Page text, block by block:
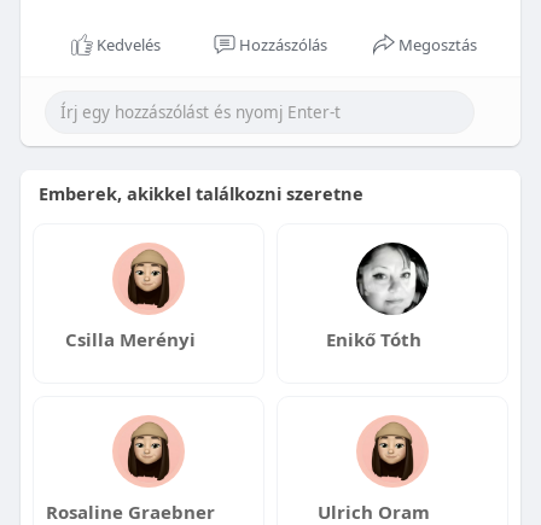
Kedvelés Hozzászólás Megosztás
Emberek, akikkel találkozni szeretne
Csilla Merényi Enikő Tóth
Rosaline Graebner Ulrich Oram